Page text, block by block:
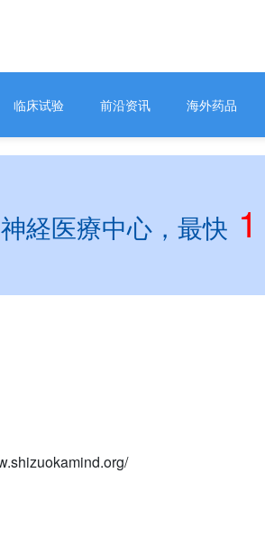
临床试验 前沿资讯 海外药品
経医療中心，最快 1